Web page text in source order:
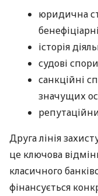
юридична
історія
судові
санкційні
значущих
Друга лінія
це ключова
класичного
фінансується